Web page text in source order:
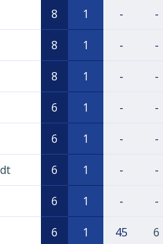
8 1 - -
8 1 - -
8 1 - -
6 1 - -
6 1 - -
6 1 - -
6 1 - -
6 1 45 6